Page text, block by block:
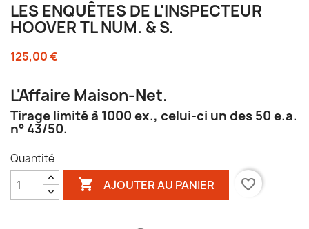
LES ENQUÊTES DE L'INSPECTEUR
HOOVER TL NUM. & S.
125,00 €
L'Affaire Maison-Net.
Tirage limité à 1000 ex., celui-ci un des 50 e.a.
n° 43/50.
Quantité
 AJOUTER AU PANIER favorite_border